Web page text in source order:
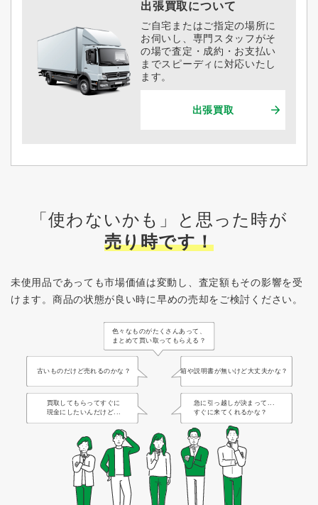
出張買取について
ご自宅またはご指定の場所に
お伺いし、専門スタッフがそ
の場で査定・成約・お支払い
までスピーディに対応いたし
ます。
出張買取
「使わないかも」と思った時が
売り時です！
未使用品であっても市場価値は変動し、査定額もその影響を受
けます。 商品の状態が良い時に早めの売却をご検討ください。
色々なものがたくさんあって、
まとめて買い取ってもらえる？
古いものだけど売れるのかな？ 箱や説明書が無いけど大丈夫かな？
買取してもらってすぐに
現金にしたいんだけど...
急に引っ越しが決まって...
すぐに来てくれるかな？